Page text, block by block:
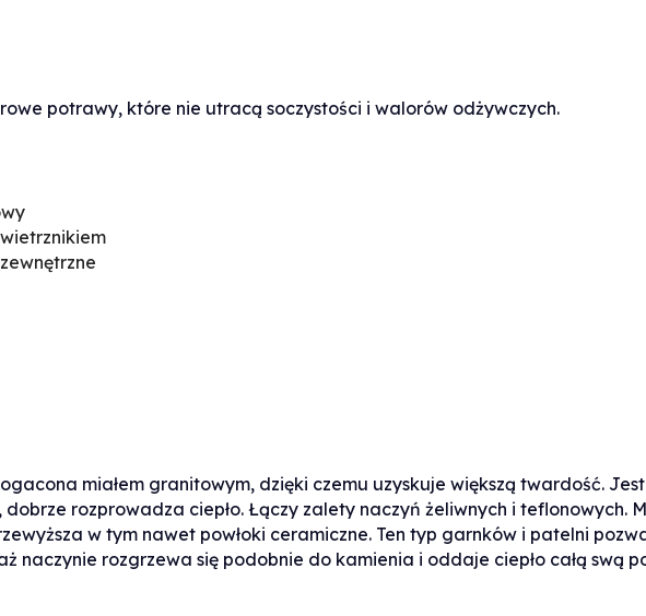
potrawy, które nie utracą soczystości i walorów odżywczych.
miałem granitowym, dzięki czemu uzyskuje większą twardość.
rozprowadza ciepło. Łączy zalety naczyń żeliwnych i teflonowych.
w tym nawet powłoki ceramiczne. Ten typ garnków i patelni
naczynie rozgrzewa się podobnie do kamienia i oddaje ciepło całą swą